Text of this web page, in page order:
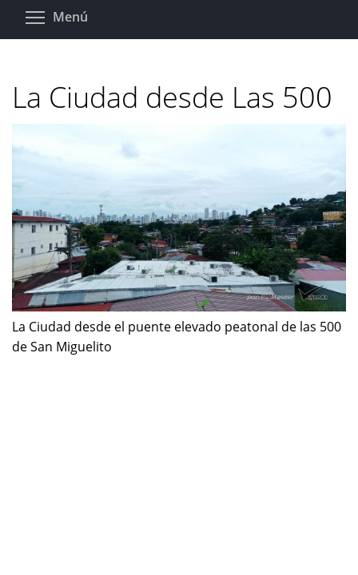
Pasar
Menú
La Ciudad desde Las 500
La Ciudad desde el puente elevado peatonal de las 500
de San Miguelito